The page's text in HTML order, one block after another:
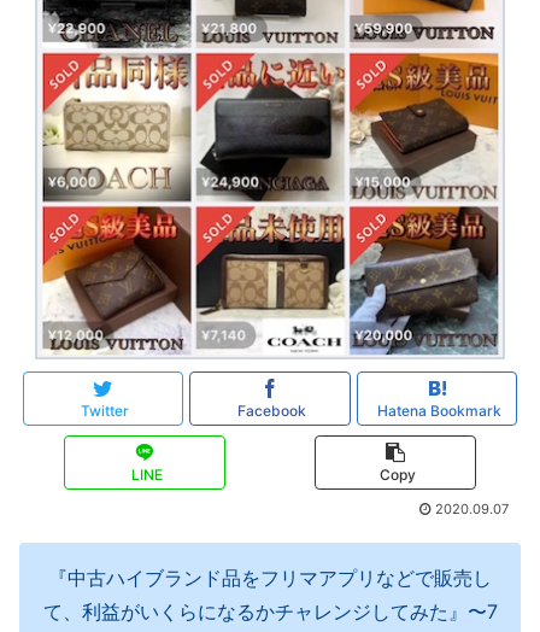
Twitter Facebook Hatena Bookmark
LINE Copy
2020.09.07
『中古ハイブランド品をフリマアプリなどで販売し
て、利益がいくらになるかチャレンジしてみた』〜7